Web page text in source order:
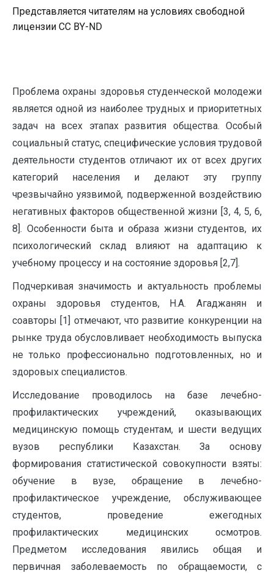
Представляется читателям на условиях свободной
лицензии CC BY-ND
Проблема охраны здоровья студенческой молодежи
является одной из наиболее трудных и приоритетных
задач на всех этапах развития общества. Особый
социальный статус, специфические условия трудовой
деятельности студентов отличают их от всех других
категорий населения и делают эту группу
чрезвычайно уязвимой, подверженной воздействию
негативных факторов общественной жизни [3, 4, 5, 6,
8]. Особенности быта и образа жизни студентов, их
психологический склад влияют на адаптацию к
учебному процессу и на состояние здоровья [2,7].
Подчеркивая значимость и актуальность проблемы
охраны здоровья студентов, Н.А. Агаджанян и
соавторы [1] отмечают, что развитие конкуренции на
рынке труда обусловливает необходимость выпуска
не только профессионально подготовленных, но и
здоровых специалистов.
Исследование проводилось на базе лечебно-
профилактических учреждений, оказывающих
медицинскую помощь студентам, и шести ведущих
вузов республики Казахстан. За основу
формирования статистической совокупности взяты:
обучение в вузе, обращение в лечебно-
профилактическое учреждение, обслуживающее
студентов, проведение ежегодных
профилактических медицинских осмотров.
Предметом исследования явились общая и
первичная заболеваемость по обращаемости, с